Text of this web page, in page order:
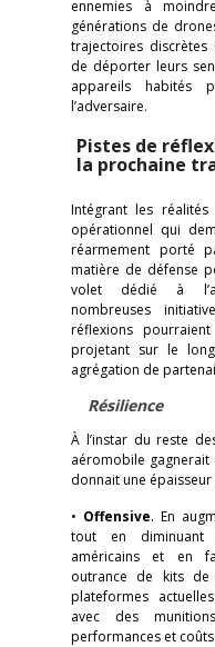
ennemies à
générations de
trajectoires discrètes
de déporter leurs
appareils habités
l’adversaire.
Pistes de
la prochaine
Intégrant les
opérationnel qui
réarmement porté
matière de défense
volet dédié à
nombreuses
réflexions
projetant sur le
agrégation de
Résilience
À l’instar du reste
aéromobile gagnerait
donnait une épaisseur
• Offensive. En
tout en diminuant
américains et en
outrance de kits
plateformes
avec des
performances et